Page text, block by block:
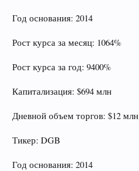
Год основания: 2014
Рост курса за месяц: 1064%
Рост курса за год: 9400%
Капитализация: $694 млн
Дневной объем торгов: $12 млн
Тикер: DGB
Год основания: 2014